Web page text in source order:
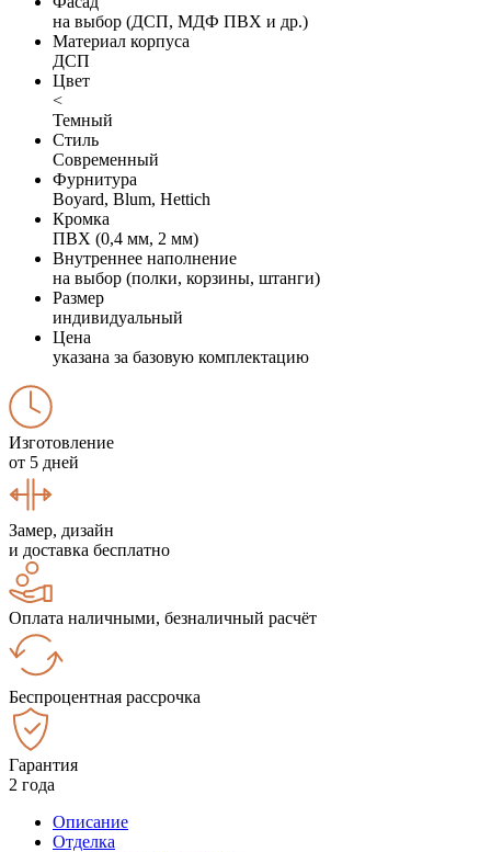
на выбор (ДСП, МДФ ПВХ и др.)
Материал корпуса
ДСП
Цвет
<
Темный
Стиль
Современный
Фурнитура
Boyard, Blum, Hettich
Кромка
ПВХ (0,4 мм, 2 мм)
Внутреннее наполнение
на выбор (полки, корзины, штанги)
Размер
индивидуальный
Цена
указана за базовую комплектацию
Изготовление
от 5 дней
Замер, дизайн
и доставка бесплатно
Оплата наличными, безналичный расчёт
Беспроцентная рассрочка
Гарантия
2 года
Описание
Отделка